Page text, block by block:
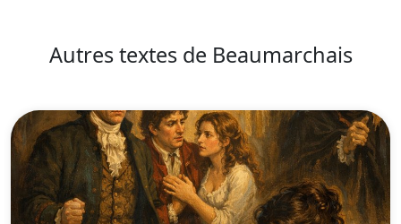
Autres textes de Beaumarchais